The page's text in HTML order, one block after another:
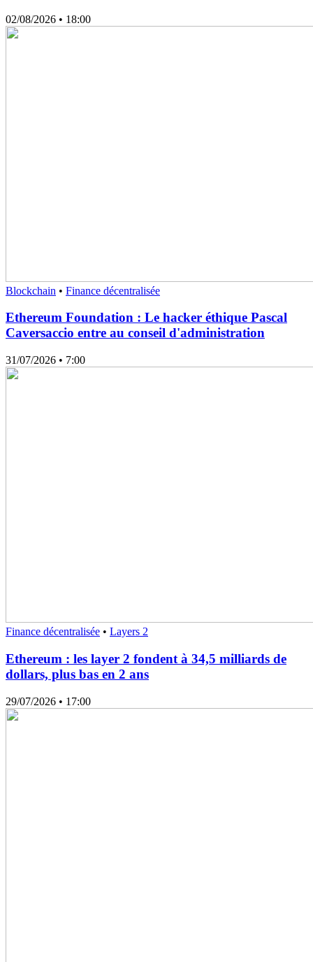
02/08/2026 • 18:00
Blockchain • Finance décentralisée
Ethereum Foundation : Le hacker éthique Pascal
Caversaccio entre au conseil d'administration
31/07/2026 • 7:00
Finance décentralisée • Layers 2
Ethereum : les layer 2 fondent à 34,5 milliards de
dollars, plus bas en 2 ans
29/07/2026 • 17:00